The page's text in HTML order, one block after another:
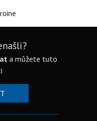
a můžete tuto